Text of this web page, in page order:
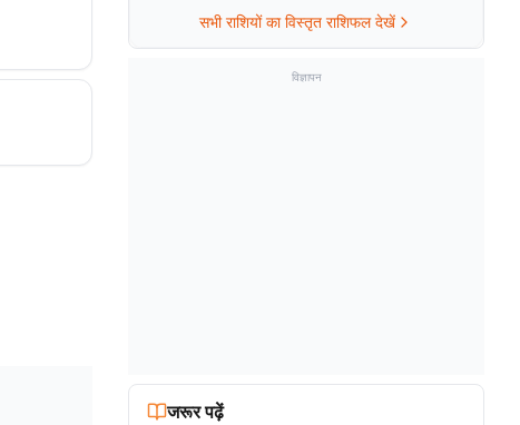
सभी राशियों का विस्तृत राशिफल देखें
विज्ञापन
जरूर पढ़ें